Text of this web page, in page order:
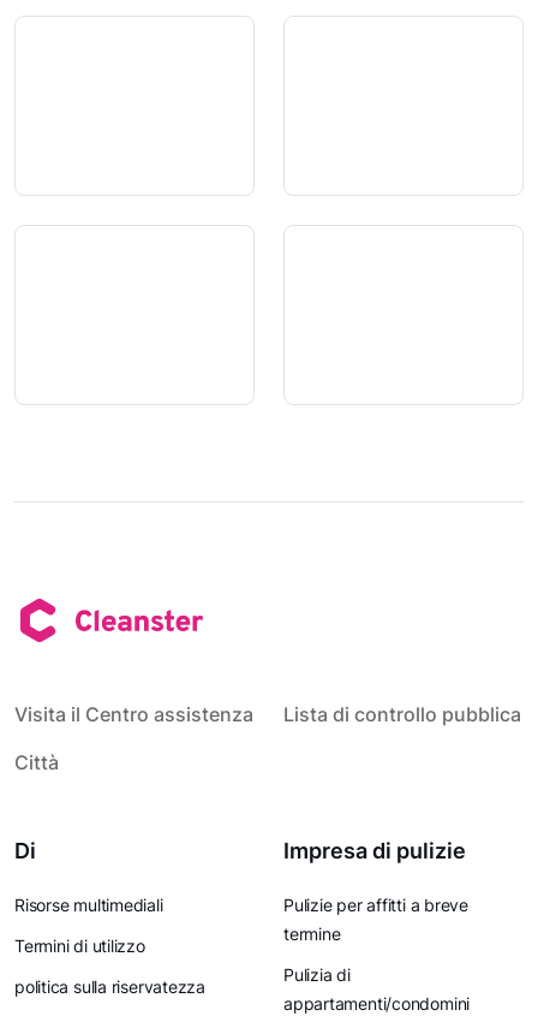
Visita il Centro assistenza
Lista di controllo pubblica
Città
Di
Risorse multimediali
Termini di utilizzo
politica sulla riservatezza
Impresa di pulizie
Pulizie per affitti a breve
termine
Pulizia di
appartamenti/condomini